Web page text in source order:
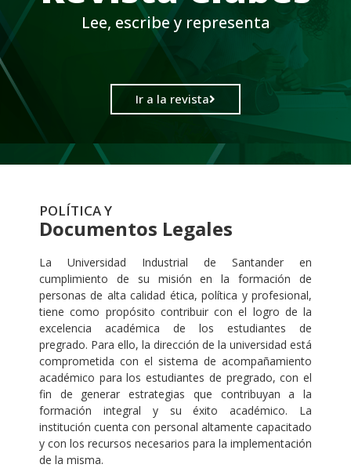
Lee, escribe y representa
Ir a la revista
POLÍTICA Y
Documentos Legales
La Universidad Industrial de Santander en
cumplimiento de su misión en la formación de
personas de alta calidad ética, política y profesional,
tiene como propósito contribuir con el logro de la
excelencia académica de los estudiantes de
pregrado. Para ello, la dirección de la universidad está
comprometida con el sistema de acompañamiento
académico para los estudiantes de pregrado, con el
fin de generar estrategias que contribuyan a la
formación integral y su éxito académico. La
institución cuenta con personal altamente capacitado
y con los recursos necesarios para la implementación
de la misma.